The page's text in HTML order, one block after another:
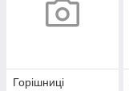
Горішниці